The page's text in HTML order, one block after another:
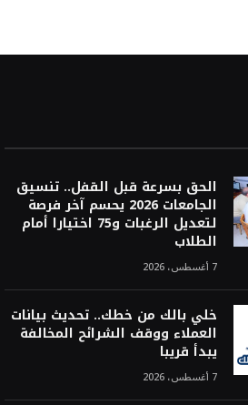
الحق بسرعة قبل القفل.. تنسيق
الجامعات 2026 يحسم آخر فرصة
لتعديل الرغبات و75 اختيارا أمام
الطلاب
7 أغسطس، 2026
خلي بالك من خطك.. تحديث بيانات
العملاء ووقف الشرائح المخالفة
يبدأ قريبا
7 أغسطس، 2026